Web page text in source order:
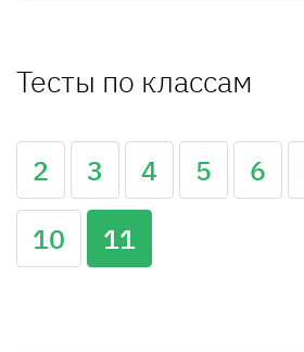
Тесты по классам
2 3 4 5 6
10
11